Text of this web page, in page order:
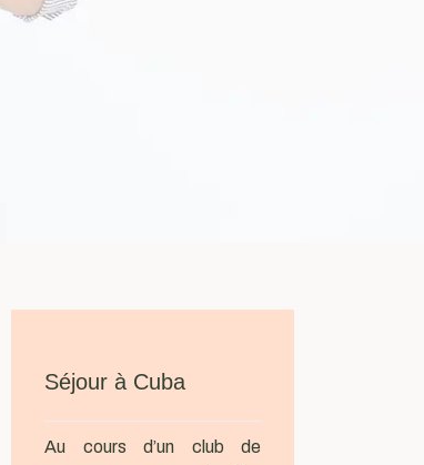
Séjour à Cuba
Au cours d’un club de